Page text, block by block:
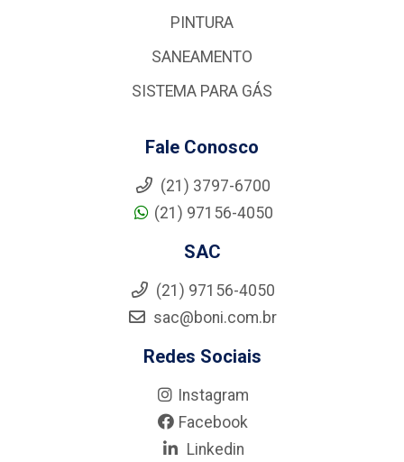
PINTURA
SANEAMENTO
SISTEMA PARA GÁS
Fale Conosco
(21) 3797-6700
(21) 97156-4050
SAC
(21) 97156-4050
sac@boni.com.br
Redes Sociais
Instagram
Facebook
Linkedin